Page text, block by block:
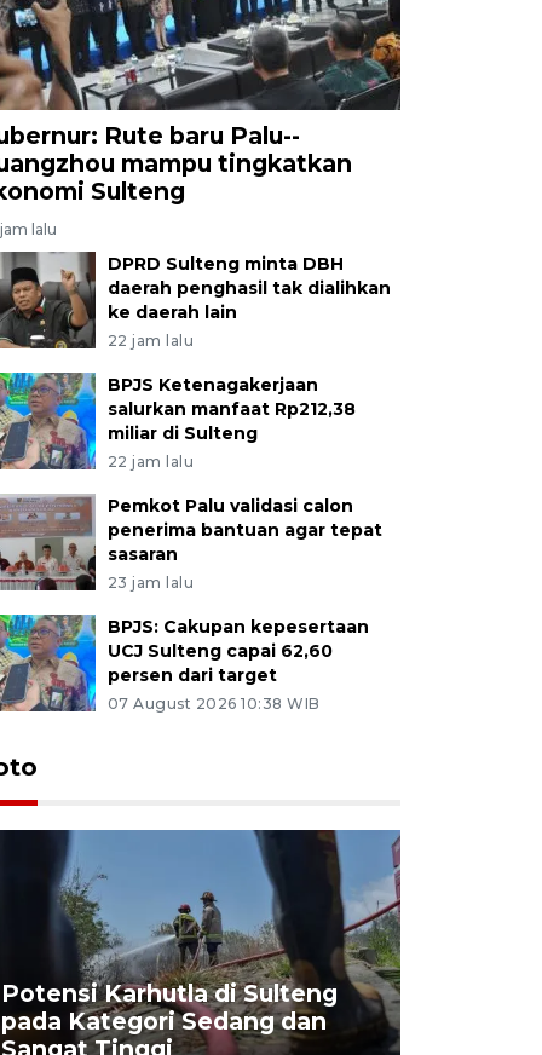
Rute baru Palu--
mampu tingkatkan
Sulteng
lalu
DPRD Sulteng minta DBH
daerah penghasil tak dialihkan
ke daerah lain
22 jam lalu
BPJS Ketenagakerjaan
salurkan manfaat Rp212,38
miliar di Sulteng
22 jam lalu
Pemkot Palu validasi calon
penerima bantuan agar tepat
sasaran
23 jam lalu
BPJS: Cakupan kepesertaan
UCJ Sulteng capai 62,60
persen dari target
07 August 2026 10:38 WIB
Potensi Karhutla di Sulteng
pada Kategori Sedang dan